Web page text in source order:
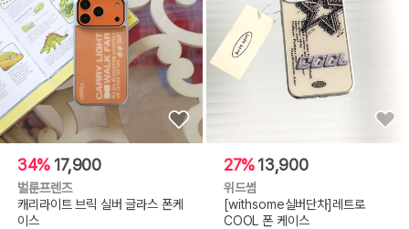
34% 17,900
벌룬프렌즈
캐리라이트 브릭 실버 글라스 폰케
이스
27%13,900
위드썸
[withsome실버단차]레트로
COOL 폰 케이스